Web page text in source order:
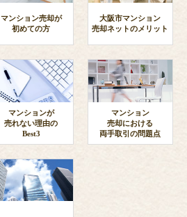
マンション売却が
初めての方
大阪市マンション
売却ネットのメリット
マンションが
売れない理由の
Best3
マンション
売却における
両手取引の問題点